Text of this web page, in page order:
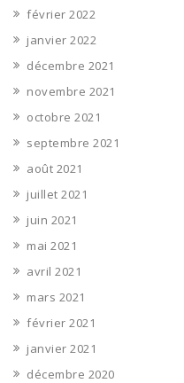
février 2022
janvier 2022
décembre 2021
novembre 2021
octobre 2021
septembre 2021
août 2021
juillet 2021
juin 2021
mai 2021
avril 2021
mars 2021
février 2021
janvier 2021
décembre 2020